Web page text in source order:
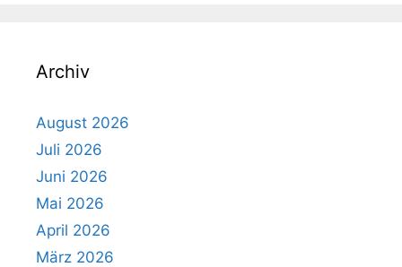
Archiv
August 2026
Juli 2026
Juni 2026
Mai 2026
April 2026
März 2026